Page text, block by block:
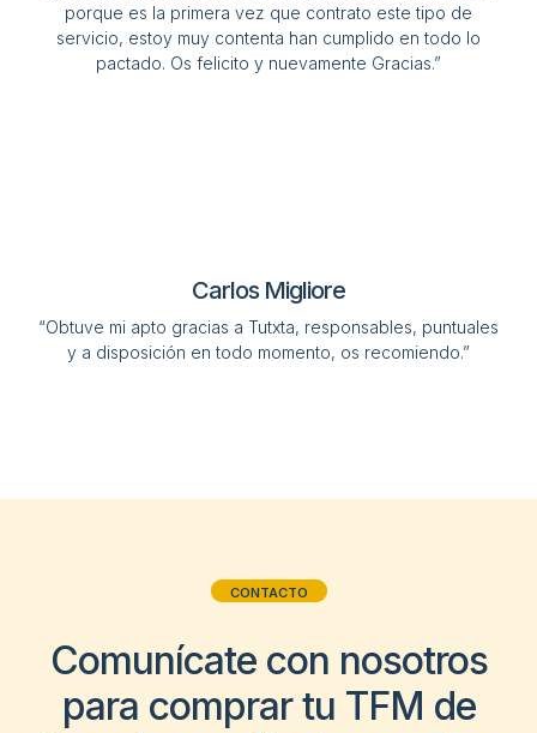
porque es la primera vez que contrato este tipo de
servicio, estoy muy contenta han cumplido en todo lo
pactado. Os felicito y nuevamente Gracias.”
Carlos Migliore
“Obtuve mi apto gracias a Tutxta, responsables, puntuales
y a disposición en todo momento, os recomiendo.”
CONTACTO
Comunícate con nosotros
para comprar tu TFM de